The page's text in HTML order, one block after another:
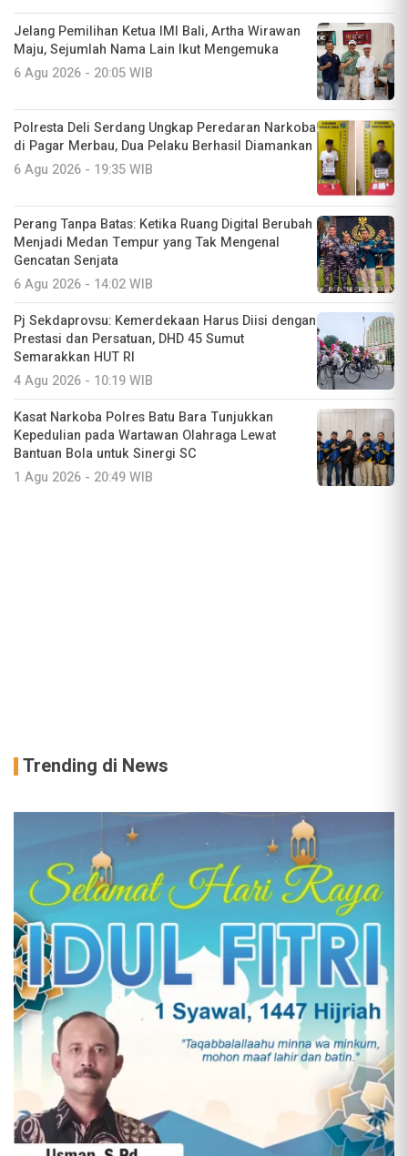
Jelang Pemilihan Ketua IMI Bali, Artha Wirawan
Maju, Sejumlah Nama Lain Ikut Mengemuka
6 Agu 2026 - 20:05 WIB
Polresta Deli Serdang Ungkap Peredaran Narkoba
di Pagar Merbau, Dua Pelaku Berhasil Diamankan
6 Agu 2026 - 19:35 WIB
Perang Tanpa Batas: Ketika Ruang Digital Berubah
Menjadi Medan Tempur yang Tak Mengenal
Gencatan Senjata
6 Agu 2026 - 14:02 WIB
Pj Sekdaprovsu: Kemerdekaan Harus Diisi dengan
Prestasi dan Persatuan, DHD 45 Sumut
Semarakkan HUT RI
4 Agu 2026 - 10:19 WIB
Kasat Narkoba Polres Batu Bara Tunjukkan
Kepedulian pada Wartawan Olahraga Lewat
Bantuan Bola untuk Sinergi SC
1 Agu 2026 - 20:49 WIB
Trending di News